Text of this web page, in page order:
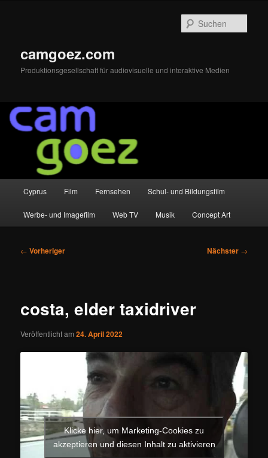
camgoez.com
Produktionsgesellschaft für audiovisuelle und interaktive Medien
Cyprus Film Fernsehen Schul- und Bildungsfilm
Werbe- und Imagefilm Web TV Musik Concept Art
Beitragsnavigation
← Vorheriger Nächster →
costa, elder taxidriver
Veröffentlicht am24. April 2022
Klicke hier, um Marketing-Cookies zu
akzeptieren und diesen Inhalt zu aktivieren